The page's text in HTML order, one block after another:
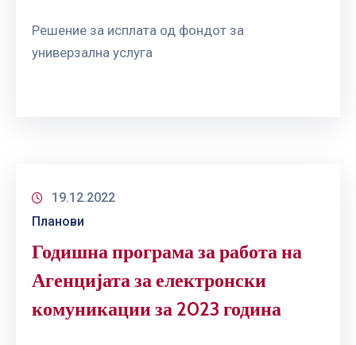
Решение за исплата од фондот за
универзална услуга
19.12.2022
Планови
Годишна програма за работа на
Агенцијата за електронски
комуникации за 2023 година